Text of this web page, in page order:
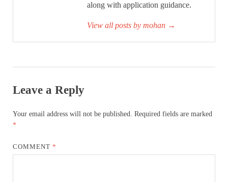
along with application guidance.
View all posts by mohan →
Leave a Reply
Your email address will not be published. Required fields are marked
*
COMMENT*